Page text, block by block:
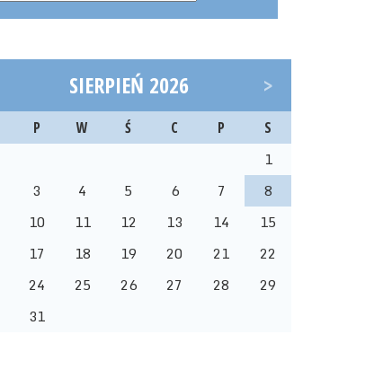
SIERPIEŃ 2026 >
P W Ś C P S
1
3 4 5 6 7
8
10 11 12 13 14
15
17 18 19 20 21
22
24 25 26 27 28
29
31